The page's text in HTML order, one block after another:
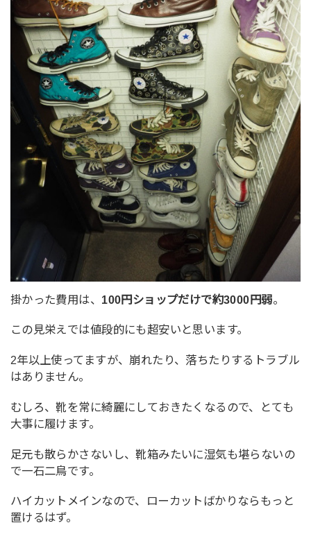
掛かった費用は、 100円ショップだけで約3000円弱。
この見栄えでは値段的にも超安いと思います。
2年以上使ってますが、崩れたり、落ちたりするトラブル
はありません。
むしろ、靴を常に綺麗にしておきたくなるので、とても
大事に履けます。
足元も散らかさないし、靴箱みたいに湿気も堪らないの
で一石二鳥です。
ハイカットメインなので、ローカットばかりならもっと
置けるはず。